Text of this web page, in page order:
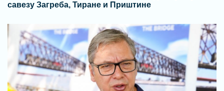
савезу Загреба, Тиране и Приштине